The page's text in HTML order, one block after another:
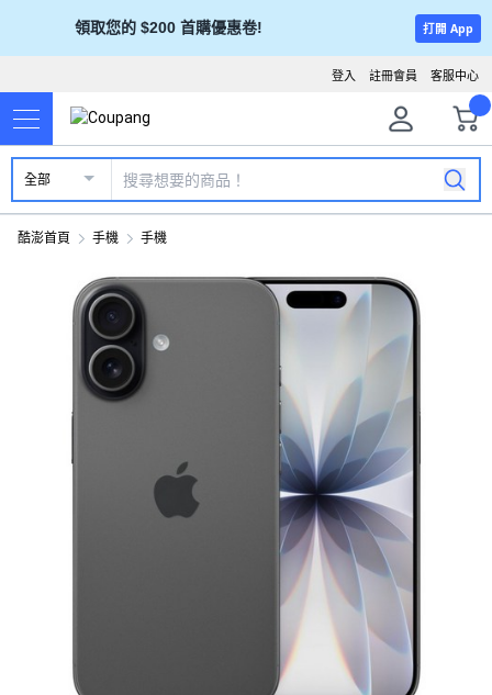
領取您的 $200 首購優惠卷! 打開 App
客服中心
註冊會員
登入
全部
酷澎首頁 手機 手機